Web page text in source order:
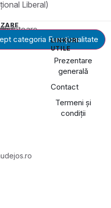
Liberal)
categoria Funcționalitate
LINKURI
UTILE
Prezentare
generală
Contact
Termeni și
condiții